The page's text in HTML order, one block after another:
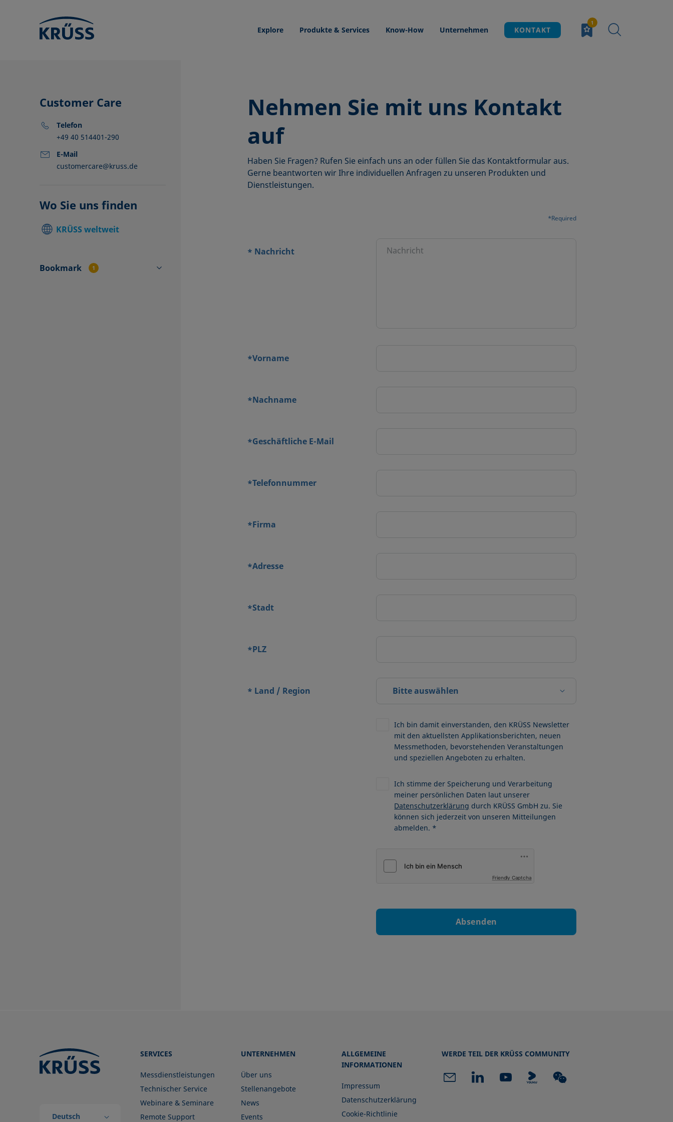
Explore Produkte & Services Know-How Unternehmen KONTAKT
Customer Care
Telefon
+49 40 514401-290
E-Mail
customercare@kruss.de
Wo Sie uns finden
KRÜSS weltweit
Bookmark 1
Nehmen Sie mit uns Kontakt
auf
Haben Sie Fragen? Rufen Sie einfach uns an oder füllen Sie das Kontaktformular aus.
Gerne beantworten wir Ihre individuellen Anfragen zu unseren Produkten und
Dienstleistungen.
*Required
* Nachricht
*Vorname
*Nachname
*Geschäftliche E-Mail
*Telefonnummer
*Firma
*Adresse
*Stadt
*PLZ
* Land / Region Bitte auswählen
Ich bin damit einverstanden, den KRÜSS Newsletter
mit den aktuellsten Applikationsberichten, neuen
Messmethoden, bevorstehenden Veranstaltungen
und speziellen Angeboten zu erhalten.
Ich stimme der Speicherung und Verarbeitung
meiner persönlichen Daten laut unserer
Datenschutzerklärung durch KRÜSS GmbH zu. Sie
können sich jederzeit von unseren Mitteilungen
abmelden. *
Friendly Captcha
Absenden
Deutsch
SERVICES
Messdienstleistungen
Technischer Service
Webinare & Seminare
Remote Support
UNTERNEHMEN
Über uns
Stellenangebote
News
Events
ALLGEMEINE
INFORMATIONEN
Impressum
Datenschutzerklärung
Cookie-Richtlinie
WERDE TEIL DER KRÜSS COMMUNITY